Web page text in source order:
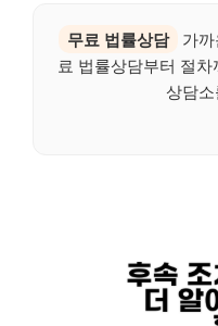
무료 법률상담
가
료 법률상담부터 절
상담